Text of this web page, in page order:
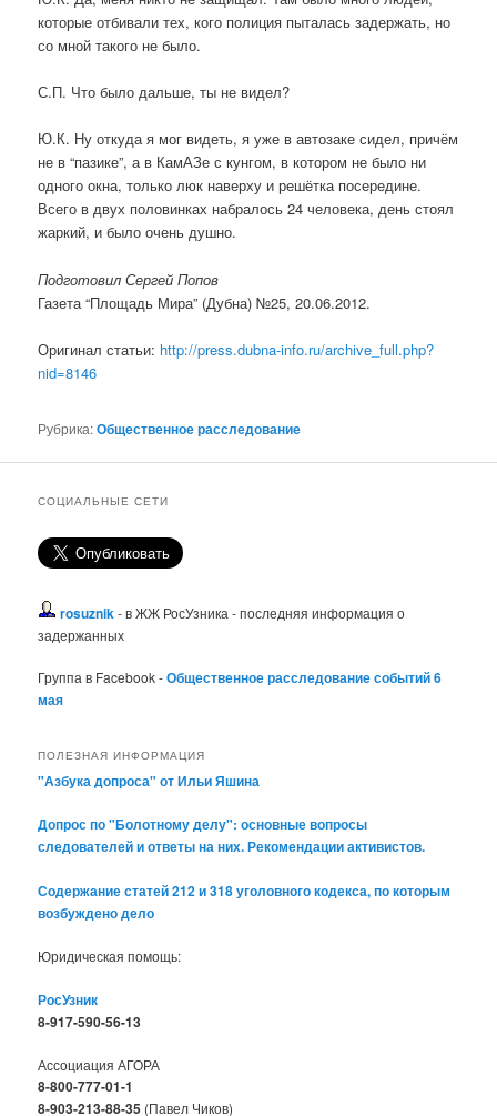
которые отбивали тех, кого полиция пыталась задержать, но
со мной такого не было.
С.П. Что было дальше, ты не видел?
Ю.К. Ну откуда я мог видеть, я уже в автозаке сидел, причём
не в “пазике”, а в КамАЗе с кунгом, в котором не было ни
одного окна, только люк наверху и решётка посередине.
Всего в двух половинках набралось 24 человека, день стоял
жаркий, и было очень душно.
Подготовил Сергей Попов
Газета “Площадь Мира” (Дубна) №25, 20.06.2012.
Оригинал статьи: http://press.dubna-info.ru/archive_full.php?
nid=8146
Рубрика:Общественное расследование
СОЦИАЛЬНЫЕ СЕТИ
rosuznik- в ЖЖ РосУзника - последняя информация о
задержанных
Группа в Facebook -Общественное расследование событий 6
мая
ПОЛЕЗНАЯ ИНФОРМАЦИЯ
"Азбука допроса" от Ильи Яшина
Допрос по "Болотному делу": основные вопросы
следователей и ответы на них. Рекомендации активистов.
Содержание статей 212 и 318 уголовного кодекса, по которым
возбуждено дело
Юридическая помощь:
РосУзник
8-917-590-56-13
Ассоциация АГОРА
8-800-777-01-1
8-903-213-88-35 (Павел Чиков)